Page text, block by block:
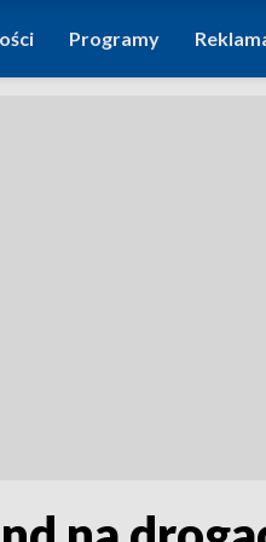
Programy